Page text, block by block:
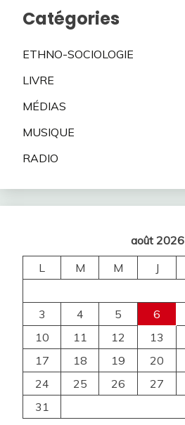
Catégories
ETHNO-SOCIOLOGIE
LIVRE
MÉDIAS
MUSIQUE
RADIO
août 2026
L
M M J
3
4 5 6
10
11 12 13
17
18 19 20
24
25 26 27
31